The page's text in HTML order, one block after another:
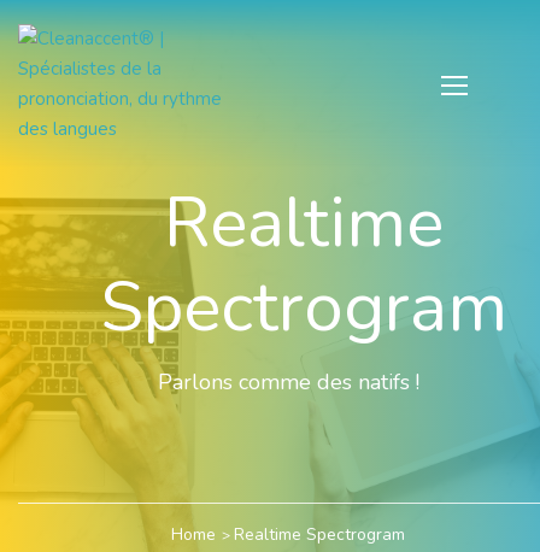
Realtime
Spectrogram
Parlons comme des natifs !
Home Realtime Spectrogram